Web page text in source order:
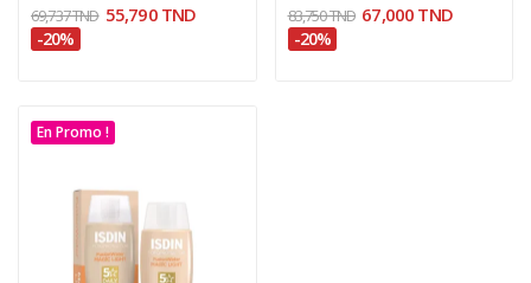
69,737 TND 55,790 TND
-20%
83,750 TND 67,000 TND
-20%
En Promo !